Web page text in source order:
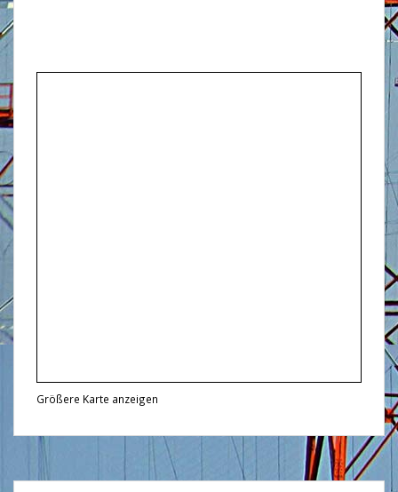
Größere Karte anzeigen